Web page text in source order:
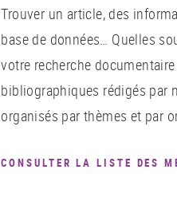
Trouver un article, des
base de données… Quelles
votre recherche
bibliographiques rédigés par
organisés par thèmes et par
CONSULTER LA LISTE DES